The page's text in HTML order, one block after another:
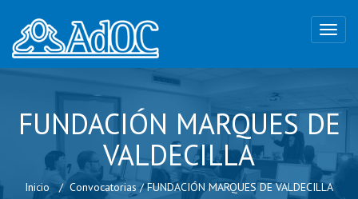
FUNDACIÓN MARQUES DE
VALDECILLA
Inicio Convocatorias /FUNDACIÓN MARQUES DE VALDECILLA